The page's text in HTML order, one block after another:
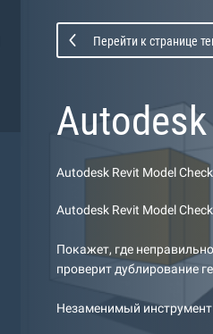
Перейти к странице
Autodesk Revit Model
Autodesk Revit Model
Покажет, где
проверит дублирование
Незаменимый